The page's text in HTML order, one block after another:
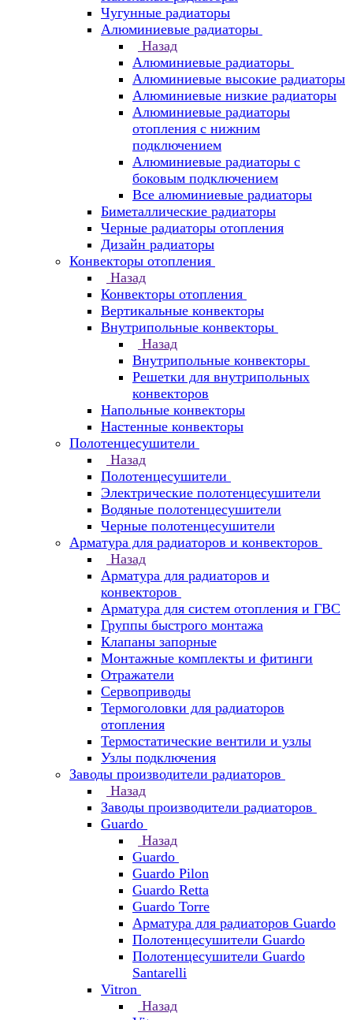
Чугунные радиаторы
Алюминиевые радиаторы
Назад
Алюминиевые радиаторы
Алюминиевые высокие радиаторы
Алюминиевые низкие радиаторы
Алюминиевые радиаторы
отопления с нижним
подключением
Алюминиевые радиаторы с
боковым подключением
Все алюминиевые радиаторы
Биметаллические радиаторы
Черные радиаторы отопления
Дизайн радиаторы
Конвекторы отопления
Назад
Конвекторы отопления
Вертикальные конвекторы
Внутрипольные конвекторы
Назад
Внутрипольные конвекторы
Решетки для внутрипольных
конвекторов
Напольные конвекторы
Настенные конвекторы
Полотенцесушители
Назад
Полотенцесушители
Электрические полотенцесушители
Водяные полотенцесушители
Черные полотенцесушители
Арматура для радиаторов и конвекторов
Назад
Арматура для радиаторов и
конвекторов
Арматура для систем отопления и ГВС
Группы быстрого монтажа
Клапаны запорные
Монтажные комплекты и фитинги
Отражатели
Сервоприводы
Термоголовки для радиаторов
отопления
Термостатические вентили и узлы
Узлы подключения
Заводы производители радиаторов
Назад
Заводы производители радиаторов
Guardo
Назад
Guardo
Guardo Pilon
Guardo Retta
Guardo Torre
Арматура для радиаторов Guardo
Полотенцесушители Guardo
Полотенцесушители Guardo
Santarelli
Vitron
Назад